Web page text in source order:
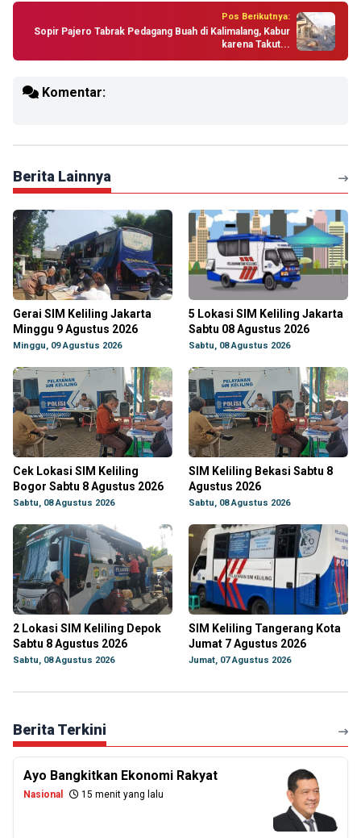
Pos Berikutnya:
Sopir Pajero Tabrak Pedagang Buah di Kalimalang, Kabur
karena Takut...
Komentar:
Berita Lainnya
Gerai SIM Keliling Jakarta
Minggu 9 Agustus 2026
Minggu, 09 Agustus 2026
5 Lokasi SIM Keliling Jakarta
Sabtu 08 Agustus 2026
Sabtu, 08 Agustus 2026
Cek Lokasi SIM Keliling
Bogor Sabtu 8 Agustus 2026
Sabtu, 08 Agustus 2026
SIM Keliling Bekasi Sabtu 8
Agustus 2026
Sabtu, 08 Agustus 2026
2 Lokasi SIM Keliling Depok
Sabtu 8 Agustus 2026
Sabtu, 08 Agustus 2026
SIM Keliling Tangerang Kota
Jumat 7 Agustus 2026
Jumat, 07 Agustus 2026
Berita Terkini
Ayo Bangkitkan Ekonomi Rakyat
Nasional 15 menit yang lalu